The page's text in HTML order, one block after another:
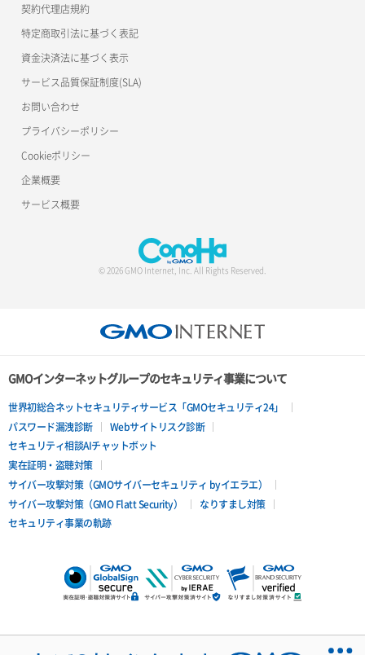
契約代理店規約
特定商取引法に基づく表記
資金決済法に基づく表示
サービス品質保証制度(SLA)
お問い合わせ
プライバシーポリシー
Cookieポリシー
企業概要
サービス概要
© 2026 GMO Internet, Inc. All Rights Reserved.
GMOインターネットグループのセキュリティ事業について
世界初総合ネットセキュリティサービス「GMOセキュリティ24」
パスワード漏洩診断
Webサイトリスク診断
セキュリティ相談AIチャットボット
実在証明・盗聴対策
サイバー攻撃対策（GMOサイバーセキュリティ byイエラエ）
サイバー攻撃対策（GMO Flatt Security）
なりすまし対策
セキュリティ事業の軌跡